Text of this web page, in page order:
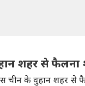
शहर से फैलना
चीन के वुहान शहर